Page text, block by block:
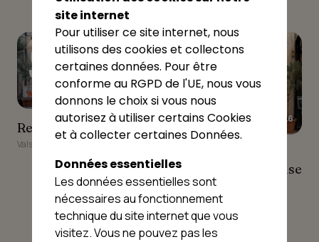
Restaurant L'Oriental
9
★★★★★
Restaurant L'Oriental
Valserhône
10
★★★★★ 4.6
Burger & Steak House
Valserhône
site internet
Pour utiliser ce site internet, nous
utilisons des cookies et collectons
certaines données. Pour être
conforme au RGPD de l'UE, nous vous
donnons le choix si vous nous
autorisez à utiliser certains Cookies
et à collecter certaines Données.
Données essentielles
Les données essentielles sont
nécessaires au fonctionnement
technique du site internet que vous
visitez. Vous ne pouvez pas les